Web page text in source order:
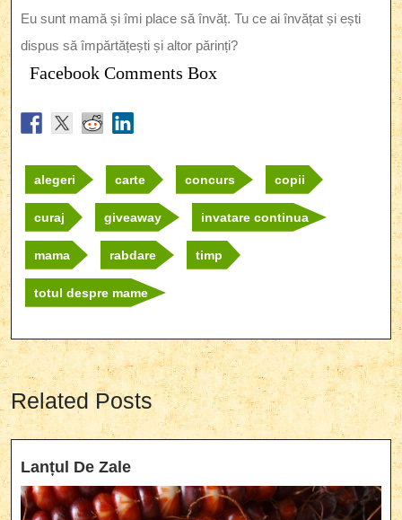
Eu sunt mamă și îmi place să învăț. Tu ce ai învățat și ești
dispus să împărtățești și altor părinți?
Facebook Comments Box
alegeri carte concurs copii
curaj giveaway invatare continua
mama rabdare timp
totul despre mame
Related Posts
Lanțul De ZaleLanțul
De
Zale